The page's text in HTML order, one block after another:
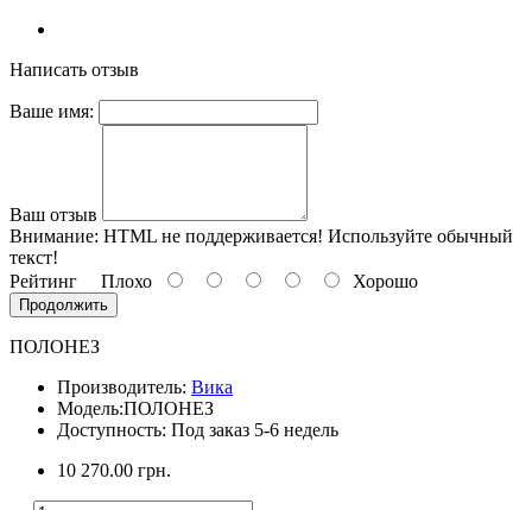
Написать отзыв
Ваше имя:
Ваш отзыв
Внимание: HTML не поддерживается! Используйте обычный
текст!
Рейтинг Плохо Хорошо
Продолжить
ПОЛОНЕЗ
Производитель: Вика
Модель:ПОЛОНЕЗ
Доступность: Под заказ 5-6 недель
10 270.00 грн.